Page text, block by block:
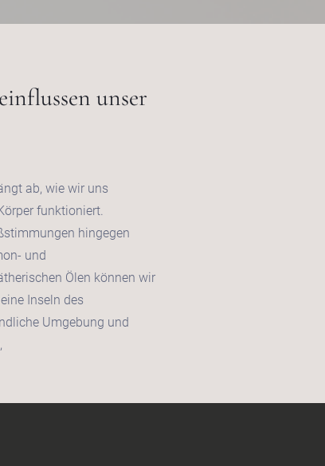
unser
ab, wie wir uns
funktioniert.
hingegen
und
Ölen können wir
Inseln des
Umgebung und